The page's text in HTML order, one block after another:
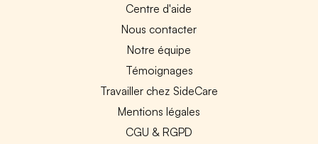
Centre d'aide
Nous contacter
Notre équipe
Témoignages
Travailler chez SideCare
Mentions légales
CGU & RGPD